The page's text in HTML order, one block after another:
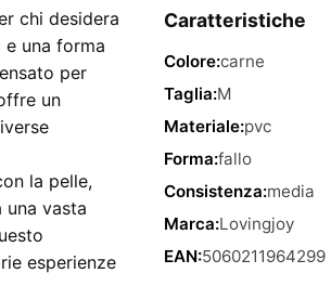
chi desidera
una forma
per
un
la pelle,
vasta
esperienze
Caratteristiche
Colore:carne
Taglia:M
Materiale:pvc
Forma:fallo
Consistenza:media
Marca:Lovingjoy
EAN:5060211964299